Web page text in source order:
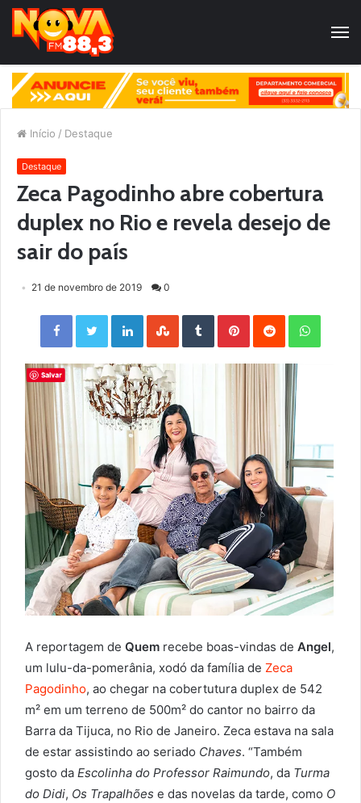
Início / Destaque
Destaque
Zeca Pagodinho abre cobertura
duplex no Rio e revela desejo de
sair do país
21 de novembro de 2019 0
Facebook Twitter LinkedIn StumbleUpon Tumblr Pinterest Reddit
A reportagem de Quem recebe boas-vindas de Angel,
um lulu-da-pomerânia, xodó da família de Zeca
Pagodinho, ao chegar na cobertutura duplex de 542
m² em um terreno de 500m² do cantor no bairro da
Barra da Tijuca, no Rio de Janeiro. Zeca estava na sala
de estar assistindo ao seriado Chaves. “Também
gosto da Escolinha do Professor Raimundo, da Turma
do Didi, Os Trapalhões e das novelas da tarde, como O